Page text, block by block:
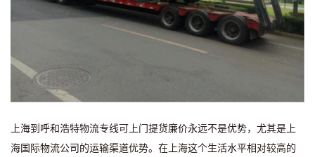
上海到呼和浩特物流专线可上门提货廉价永远不是优势，尤其是上
海国际物流公司的运输渠道优势。在上海这个生活水平相对较高的